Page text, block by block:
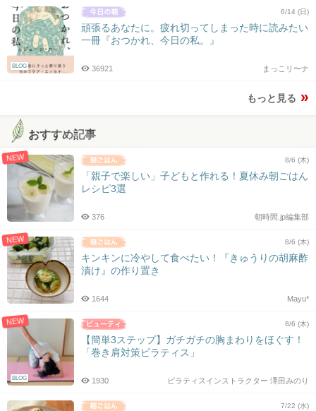
BLOG
6/14 (日)
頑張るあなたに。疲れ切ってしまった時に読みたい
一冊『おつかれ、今日の私。』
まっこリ〜ナ
36921
もっと見る
おすすめ記事
NEW 8/6 (木)
「親子で楽しい」子どもと作れる！夏休み朝ごはん
レシピ3選
朝時間.jp編集部
376
NEW 8/6 (木)
キンキンに冷やして食べたい！『きゅうりの胡麻酢
漬け』の作り置き
Mayu*
1644
NEW
BLOG
8/6 (木)
【簡単3ステップ】ガチガチの胸まわりをほぐす！
「巻き肩対策ピラティス」
ピラティスインストラクター 澤田みのり
1930
7/22 (水)